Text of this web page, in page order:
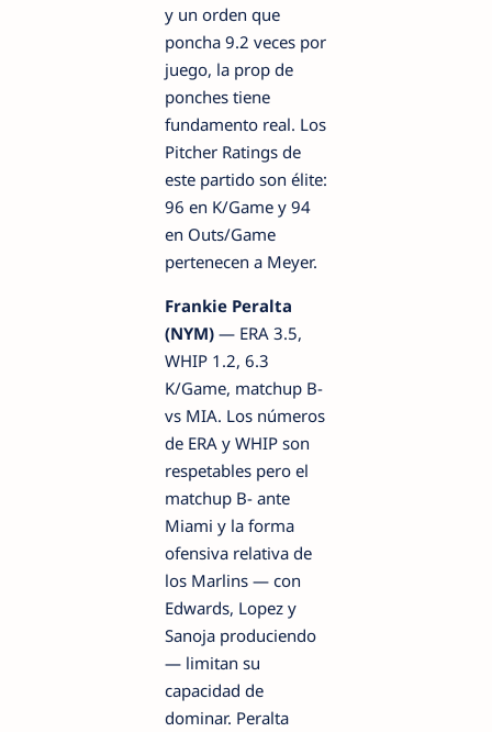
y un orden que
poncha 9.2 veces por
juego, la prop de
ponches tiene
fundamento real. Los
Pitcher Ratings de
este partido son élite:
96 en K/Game y 94
en Outs/Game
pertenecen a Meyer.
Frankie Peralta
(NYM) — ERA 3.5,
WHIP 1.2, 6.3
K/Game, matchup B-
vs MIA. Los números
de ERA y WHIP son
respetables pero el
matchup B- ante
Miami y la forma
ofensiva relativa de
los Marlins — con
Edwards, Lopez y
Sanoja produciendo
— limitan su
capacidad de
dominar. Peralta